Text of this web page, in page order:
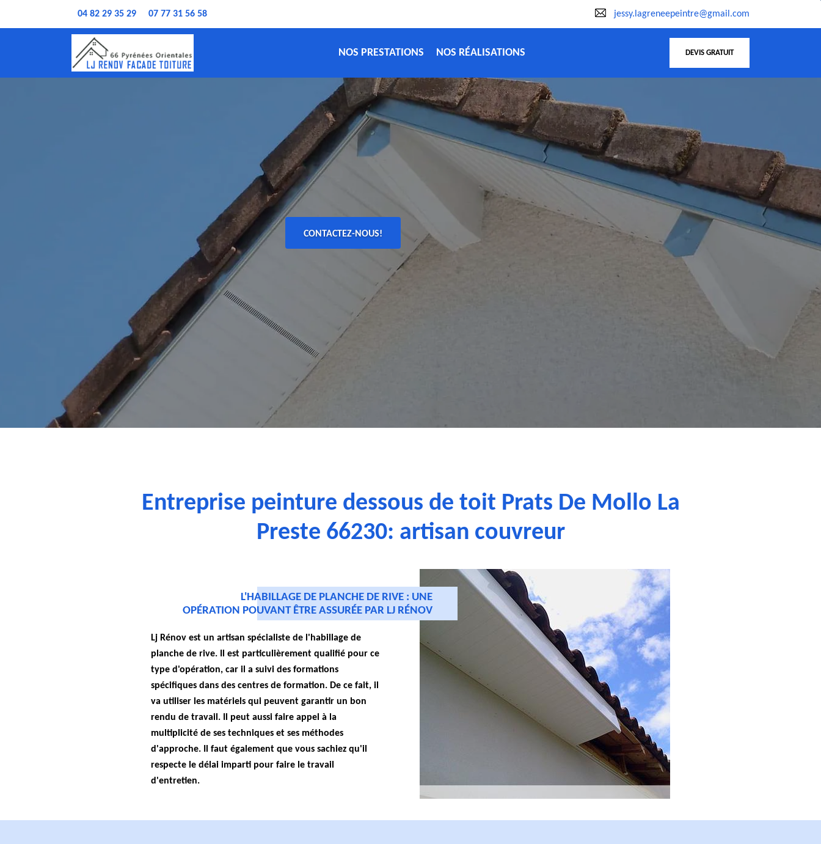
04 82 29 35 29 07 77 31 56 58 jessy.lagreneepeintre@gmail.com
NOS PRESTATIONS NOS RÉALISATIONS DEVIS GRATUIT
CONTACTEZ-NOUS!
Entreprise peinture dessous de toit Prats De Mollo La
Preste 66230: artisan couvreur
L'HABILLAGE DE PLANCHE DE RIVE : UNE
OPÉRATION POUVANT ÊTRE ASSURÉE PAR LJ RÉNOV
Lj Rénov est un artisan spécialiste de l'habillage de
planche de rive. Il est particulièrement qualifié pour ce
type d'opération, car il a suivi des formations
spécifiques dans des centres de formation. De ce fait, il
va utiliser les matériels qui peuvent garantir un bon
rendu de travail. Il peut aussi faire appel à la
multiplicité de ses techniques et ses méthodes
d'approche. Il faut également que vous sachiez qu'il
respecte le délai imparti pour faire le travail
d'entretien.